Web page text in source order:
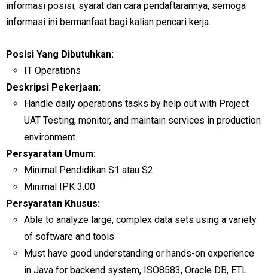
informasi posisi, syarat dan cara pendaftarannya, semoga
informasi ini bermanfaat bagi kalian pencari kerja.
Posisi Yang Dibutuhkan:
IT Operations
Deskripsi Pekerjaan:
Handle daily operations tasks by help out with Project
UAT Testing, monitor, and maintain services in production
environment
Persyaratan Umum:
Minimal Pendidikan S1 atau S2
Minimal IPK 3.00
Persyaratan Khusus:
Able to analyze large, complex data sets using a variety
of software and tools
Must have good understanding or hands-on experience
in Java for backend system, ISO8583, Oracle DB, ETL